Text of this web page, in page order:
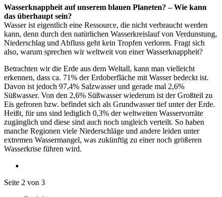
Wasserknappheit auf unserem blauen Planeten? – Wie kann
das überhaupt sein?
Wasser ist eigentlich eine Ressource, die nicht verbraucht werden
kann, denn durch den natürlichen Wasserkreislauf von Verdunstung,
Niederschlag und Abfluss geht kein Tropfen verloren. Fragt sich
also, warum sprechen wir weltweit von einer Wasserknappheit?
Betrachten wir die Erde aus dem Weltall, kann man vielleicht
erkennen, dass ca. 71% der Erdoberfläche mit Wasser bedeckt ist.
Davon ist jedoch 97,4% Salzwasser und gerade mal 2,6%
Süßwasser. Von den 2,6% Süßwasser wiederum ist der Großteil zu
Eis gefroren bzw. befindet sich als Grundwasser tief unter der Erde.
Heißt, für uns sind lediglich 0,3% der weltweiten Wasservorräte
zugänglich und diese sind auch noch ungleich verteilt. So haben
manche Regionen viele Niederschläge und andere leiden unter
extremen Wassermangel, was zukünftig zu einer noch größeren
Wasserkrise führen wird.
Seite 2 von 3